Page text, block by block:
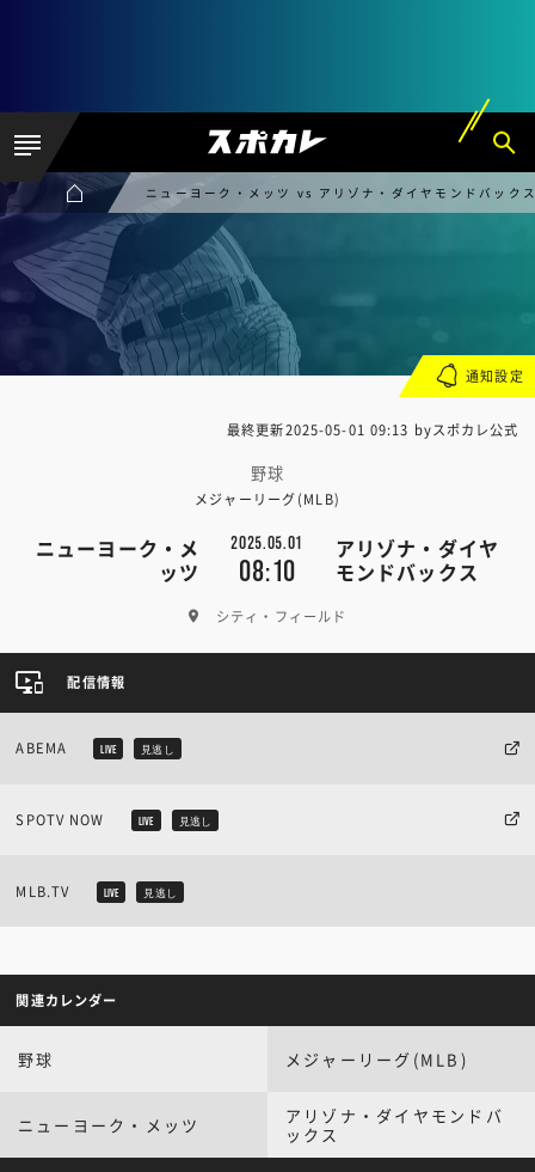
ニューヨーク・メッツ vs アリゾナ・ダイヤモンドバック
最終更新2025-05-01 09:13 byスポカレ公式
野球
メジャーリーグ(MLB)
ニューヨーク・メ
ッツ
2025.05.01
08:10
アリゾナ・ダイヤ
モンドバックス
シティ・フィールド
通知設定
配信情報
ABEMA LIVE 見逃し
SPOTV NOW LIVE 見逃し
MLB.TV LIVE 見逃し
関連カレンダー
野球 メジャーリーグ(MLB)
ニューヨーク・メッツ
アリゾナ・ダイヤモンドバ
ックス